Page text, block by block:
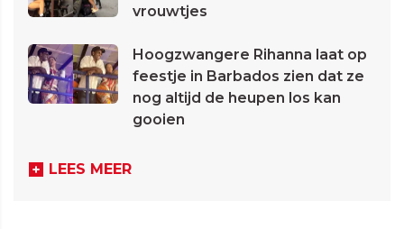
vrouwtjes
Hoogzwangere Rihanna laat op
feestje in Barbados zien dat ze
nog altijd de heupen los kan
gooien
LEES MEER